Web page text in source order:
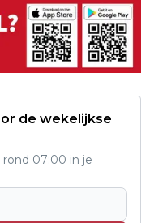
de wekelijkse
07:00 in je